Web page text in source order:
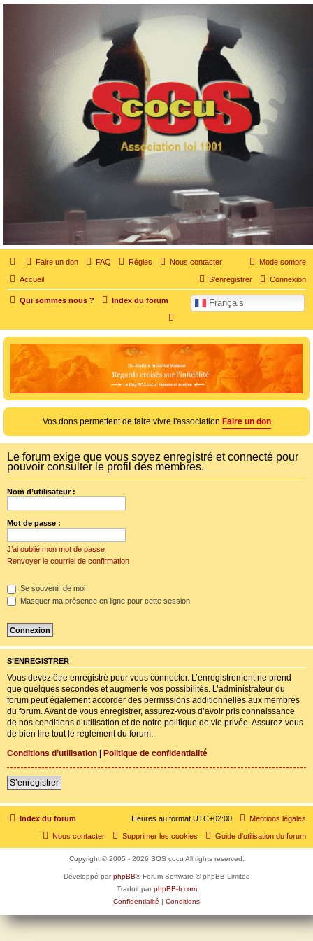
SOS cocu
SOS cocu est une association loi 1901 dont l'objet est le soutien aux victimes d'adultère.
Pouvoir parler, se confier, recevoir un soutien moral pour traverser une situation
personnelle douloureuse
Mode sombre
Faire un don FAQ Règles Nous contacter
Accueil Connexion
S’enregistrer
Qui sommes nous ? Index du forum Français
c
h
e
r
c
h
Vos dons permettent de faire vivre l'association Faire un don
Le forum exige que vous soyez enregistré et connecté pour
pouvoir consulter le profil des membres.
Nom d’utilisateur :
Mot de passe :
J’ai oublié mon mot de passe
Renvoyer le courriel de confirmation
Se souvenir de moi
Masquer ma présence en ligne pour cette session
S’ENREGISTRER
Vous devez être enregistré pour vous connecter. L’enregistrement ne prend
que quelques secondes et augmente vos possibilités. L’administrateur du
forum peut également accorder des permissions additionnelles aux membres
du forum. Avant de vous enregistrer, assurez-vous d’avoir pris connaissance
de nos conditions d’utilisation et de notre politique de vie privée. Assurez-vous
de bien lire tout le règlement du forum.
Conditions d’utilisation | Politique de confidentialité
S’enregistrer
Index du forum Mentions légales
Heures au format UTC+02:00
Guide d'utilisation du forum
Supprimer les cookies
Nous contacter
Copyright © 2005 - 2026 SOS cocu All rights reserved.
Développé parphpBB® Forum Software © phpBB Limited
Traduit parphpBB-fr.com
Confidentialité | Conditions